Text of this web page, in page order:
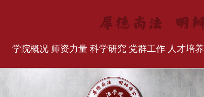
学院概况 师资力量 科学研究 党群工作 人才培养